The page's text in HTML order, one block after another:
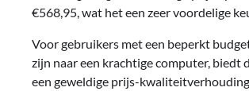
€568,95, wat het een zeer voordelige
Voor gebruikers met een beperkt
zijn naar een krachtige computer, biedt
een geweldige prijs-